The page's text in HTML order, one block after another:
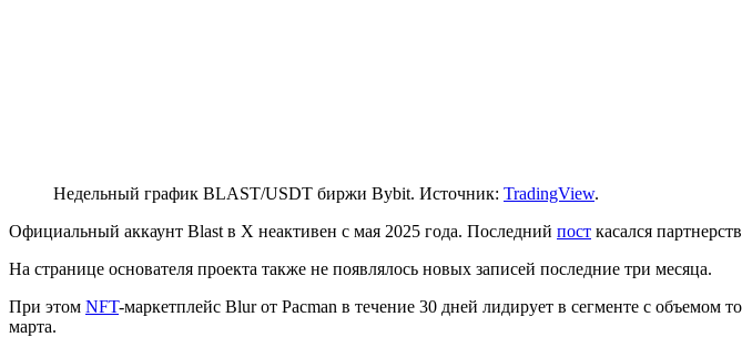
Недельный график BLAST/USDT биржи Bybit. Источник: TradingView.
Официальный аккаунт Blast в X неактивен с мая 2025 года. Последний пост касался
На странице основателя проекта также не появлялось новых записей последние три месяца.
При этом NFT-маркетплейс Blur от Pacman в течение 30 дней лидирует в сегменте с
марта.